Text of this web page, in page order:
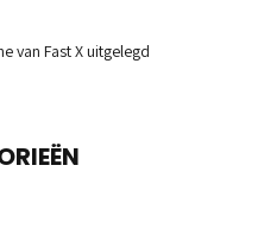
van Fast X uitgelegd